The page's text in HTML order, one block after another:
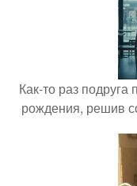
Как-то раз подруга
рождения, решив